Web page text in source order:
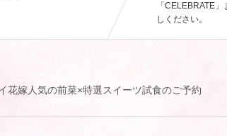
「CELEBRATE」
しください。
花嫁人気の前菜×特選スイーツ試食のご予約